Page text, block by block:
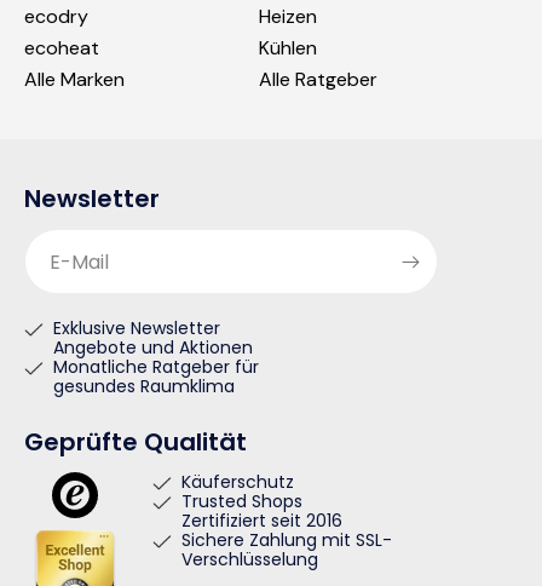
ecodry
ecoheat
Alle Marken
Heizen
Kühlen
Alle Ratgeber
Newsletter
E-Mail
Exklusive Newsletter
Angebote und Aktionen
Monatliche Ratgeber für
gesundes Raumklima
Geprüfte Qualität
Käuferschutz
Trusted Shops
Zertifiziert seit 2016
Sichere Zahlung mit SSL-
Verschlüsselung